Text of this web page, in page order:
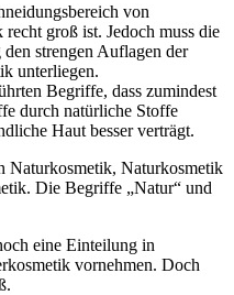
von
groß ist. Jedoch muss die
strengen Auflagen der
unterliegen.
Begriffe, dass zumindest
durch natürliche Stoffe
Haut besser verträgt.
Naturkosmetik, Naturkosmetik
Die Begriffe „Natur“ und
eine Einteilung in
vornehmen. Doch